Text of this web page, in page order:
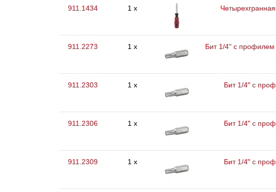
911.1434 1 x
911.2273 1 x
Бит 1/4" с профилем
911.2303 1 x Бит 1/4" с
911.2306 1 x Бит 1/4" с
911.2309 1 x Бит 1/4" с